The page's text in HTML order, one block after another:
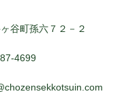
谷町孫六７２－２
4699